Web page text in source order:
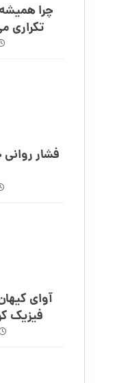
چرا
تکراری
فشار روانی
آوای
فیزیک